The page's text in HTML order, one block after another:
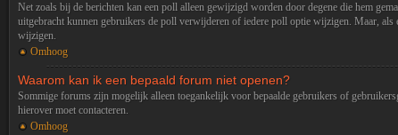
Net zoals bij de berichten kan een poll alleen gewijzigd worden door degene die hem
uitgebracht kunnen gebruikers de poll verwijderen of iedere poll optie wijzigen. Maar,
wijzigen.
Omhoog
Waarom kan ik een bepaald forum niet openen?
Sommige forums zijn mogelijk alleen toegankelijk voor bepaalde gebruikers of
hierover moet contacteren.
Omhoog